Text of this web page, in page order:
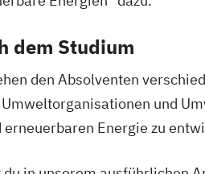
dem Studium
den Absolventen
und
Energie zu